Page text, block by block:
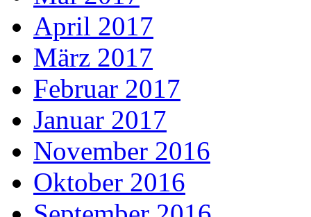
April 2017
März 2017
Februar 2017
Januar 2017
November 2016
Oktober 2016